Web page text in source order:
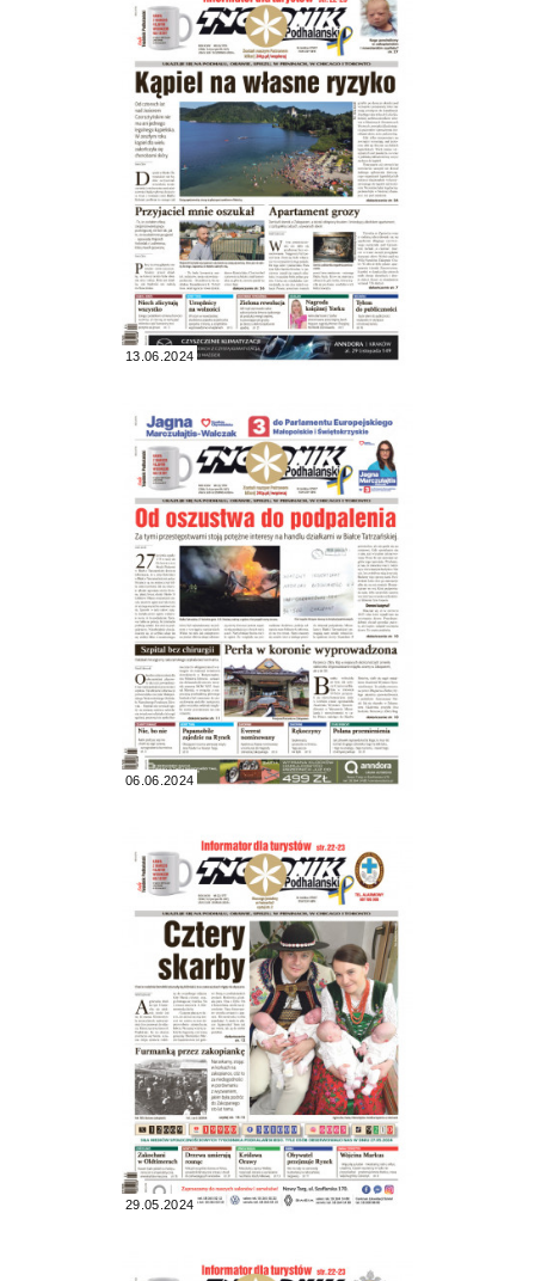
13.06.2024
06.06.2024
29.05.2024